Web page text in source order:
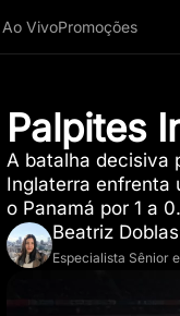
VivoPromoções
Palpites
A batalha decisiva
Inglaterra enfrenta
o Panamá por 1 a 0.
Beatriz Doblas
Especialista Sênior